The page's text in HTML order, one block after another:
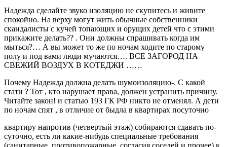
Надежда сделайте звуко изоляцию не скупитесь и живите
спокойно. На верху могут жить обычные собственники
скандалисты с кучей топающих и орущих детей что с этими
прикажите делать?? . Они должны спрашивать когда им
мыться?… А вы может то же по ночам ходите по старому
полу и под вами люди мучаются…. ВСЕ ЗАГОРОД НА
СВЕЖИЙ ВОЗДУХ В КОТЕДЖИ ……
Почему Надежда должна делать шумоизоляцию-. С какой
стати ? Тот , кто нарушает права, должен устранить причину.
Читайте закон! и статью 193 ГК РФ никто не отменял. А дети
по ночам спят , в отличие от быдла в квартирах посуточно
квартиру напротив (четвертый этаж) собираются сдавать по-
суточно, есть ли какие-нибудь специальные требования
(санитарные, противопожарные, согласия соседей и прочее) к